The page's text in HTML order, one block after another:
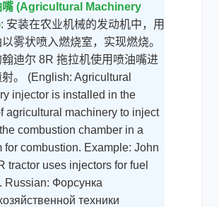
嘴 (Agricultural Machinery
: 安装在农业机械的发动机中，用
雾状喷入燃烧室，实现燃烧。
迪尔 8R 拖拉机使用喷油嘴进
。 (English: Agricultural
injector is installed in the
agricultural machinery to inject
combustion chamber in a
for combustion. Example: John
tractor uses injectors for fuel
Russian: Форсунка
техники